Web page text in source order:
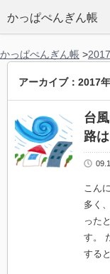
かっぱぺんぎん帳
かっぱぺんぎん帳 >
アーカイブ：2017
台
路
こん
多く
った
す。
する